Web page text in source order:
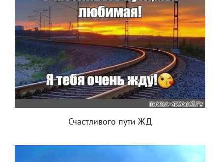
Счастливого пути ЖД